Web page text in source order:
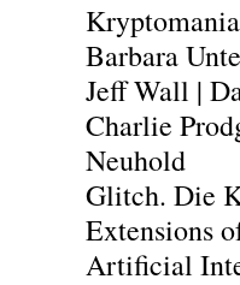
Barbara
Jeff Wall |
Charlie
Neuhold
Glitch. Die
Extensions
Artificial